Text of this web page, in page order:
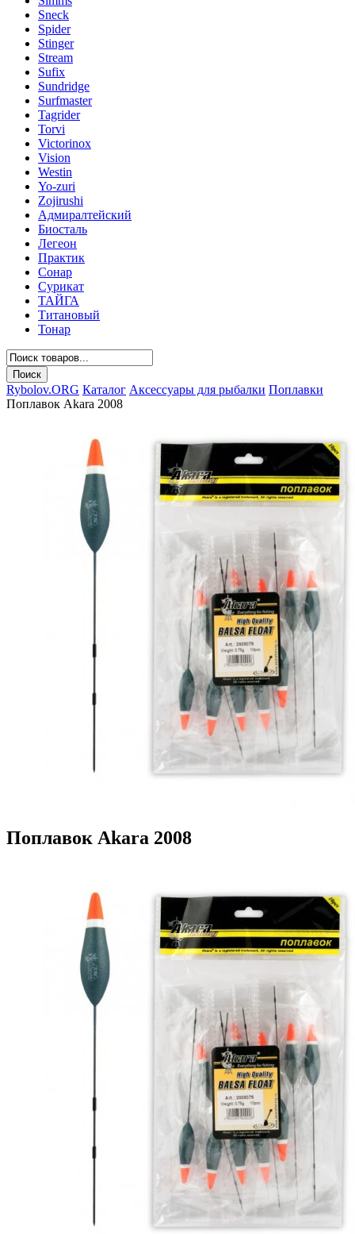
Sneck
Spider
Stinger
Stream
Sufix
Sundridge
Surfmaster
Tagrider
Torvi
Victorinox
Vision
Westin
Yo-zuri
Zojirushi
Адмиралтейский
Биосталь
Легеон
Практик
Сонар
Сурикат
ТАЙГА
Титановый
Тонар
Rybolov.ORG Каталог Аксессуары для рыбалки Поплавки
Поплавок Akara 2008
Поплавок Akara 2008